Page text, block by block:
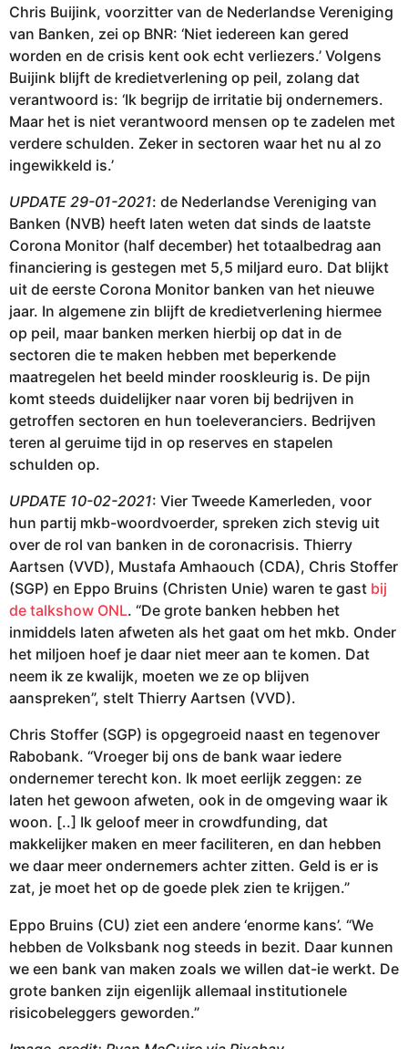
Chris Buijink, voorzitter van de Nederlandse Vereniging
van Banken, zei op BNR: ‘Niet iedereen kan gered
worden en de crisis kent ook echt verliezers.’ Volgens
Buijink blijft de kredietverlening op peil, zolang dat
verantwoord is: ‘Ik begrijp de irritatie bij ondernemers.
Maar het is niet verantwoord mensen op te zadelen met
verdere schulden. Zeker in sectoren waar het nu al zo
ingewikkeld is.’
UPDATE 29-01-2021: de Nederlandse Vereniging van
Banken (NVB) heeft laten weten dat sinds de laatste
Corona Monitor (half december) het totaalbedrag aan
financiering is gestegen met 5,5 miljard euro. Dat blijkt
uit de eerste Corona Monitor banken van het nieuwe
jaar. In algemene zin blijft de kredietverlening hiermee
op peil, maar banken merken hierbij op dat in de
sectoren die te maken hebben met beperkende
maatregelen het beeld minder rooskleurig is. De pijn
komt steeds duidelijker naar voren bij bedrijven in
getroffen sectoren en hun toeleveranciers. Bedrijven
teren al geruime tijd in op reserves en stapelen
schulden op.
UPDATE 10-02-2021: Vier Tweede Kamerleden, voor
hun partij mkb-woordvoerder, spreken zich stevig uit
over de rol van banken in de coronacrisis. Thierry
Aartsen (VVD), Mustafa Amhaouch (CDA), Chris Stoffer
(SGP) en Eppo Bruins (Christen Unie) waren te gast bij
de talkshow ONL. “De grote banken hebben het
inmiddels laten afweten als het gaat om het mkb. Onder
het miljoen hoef je daar niet meer aan te komen. Dat
neem ik ze kwalijk, moeten we ze op blijven
aanspreken”, stelt Thierry Aartsen (VVD).
Chris Stoffer (SGP) is opgegroeid naast en tegenover
Rabobank. “Vroeger bij ons de bank waar iedere
ondernemer terecht kon. Ik moet eerlijk zeggen: ze
laten het gewoon afweten, ook in de omgeving waar ik
woon. [..] Ik geloof meer in crowdfunding, dat
makkelijker maken en meer faciliteren, en dan hebben
we daar meer ondernemers achter zitten. Geld is er is
zat, je moet het op de goede plek zien te krijgen.”
Eppo Bruins (CU) ziet een andere ‘enorme kans’. “We
hebben de Volksbank nog steeds in bezit. Daar kunnen
we een bank van maken zoals we willen dat-ie werkt. De
grote banken zijn eigenlijk allemaal institutionele
risicobeleggers geworden.”